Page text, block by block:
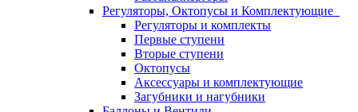
Регуляторы, Октопусы и Комплектующие
Регуляторы и комплекты
Первые ступени
Вторые ступени
Октопусы
Аксессуары и комплектующие
Загубники и нагубники